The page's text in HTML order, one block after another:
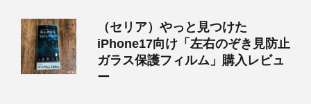
（セリア）やっと見つけた
iPhone17向け「左右のぞき見防止
ガラス保護フィルム」購入レビュ
ー